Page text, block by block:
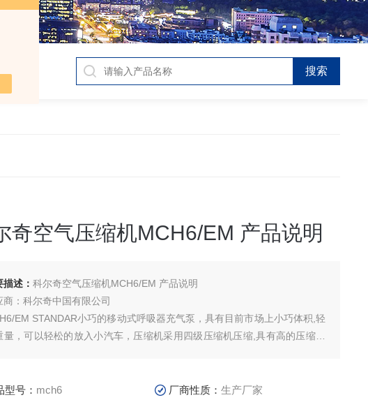
奇空气压缩机MCH6/EM 产品说明
描述：科尔奇空气压缩机MCH6/EM 产品说明
商：科尔奇中国有限公司
EM STANDAR小巧的移动式呼吸器充气泵，具有目前市场上小巧体积,轻
量，可以轻松的放入小汽车，压缩机采用四级压缩机压缩,具有高的压缩效
型号： mch6 厂商性质：生产厂家